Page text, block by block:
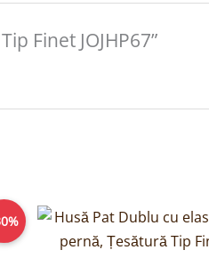
Finet JOJHP67”
Prețul
a